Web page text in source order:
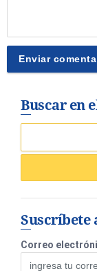
Buscar en
Suscríbete
Correo